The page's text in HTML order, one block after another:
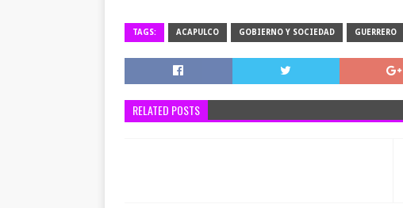
TAGS: ACAPULCO GOBIERNO Y SOCIEDAD GUERRERO
RELATED POSTS